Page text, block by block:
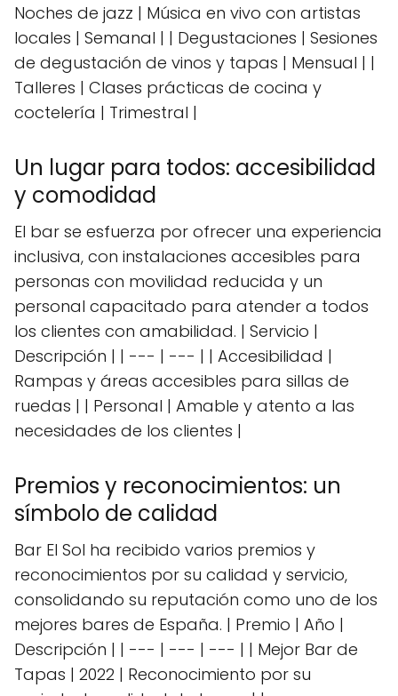
Noches de jazz | Música en vivo con artistas
locales | Semanal | | Degustaciones | Sesiones
de degustación de vinos y tapas | Mensual | |
Talleres | Clases prácticas de cocina y
coctelería | Trimestral |
Un lugar para todos: accesibilidad
y comodidad
El bar se esfuerza por ofrecer una experiencia
inclusiva, con instalaciones accesibles para
personas con movilidad reducida y un
personal capacitado para atender a todos
los clientes con amabilidad. | Servicio |
Descripción | | --- | --- | | Accesibilidad |
Rampas y áreas accesibles para sillas de
ruedas | | Personal | Amable y atento a las
necesidades de los clientes |
Premios y reconocimientos: un
símbolo de calidad
Bar El Sol ha recibido varios premios y
reconocimientos por su calidad y servicio,
consolidando su reputación como uno de los
mejores bares de España. | Premio | Año |
Descripción | | --- | --- | --- | | Mejor Bar de
Tapas | 2022 | Reconocimiento por su